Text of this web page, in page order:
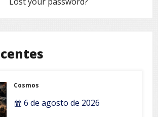
Cosmos
6 de agosto de 2026